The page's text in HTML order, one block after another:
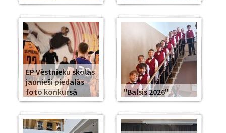
EP Vēstnieku skolas
jaunieši piedalās
foto konkursā
"Balsis 2026"